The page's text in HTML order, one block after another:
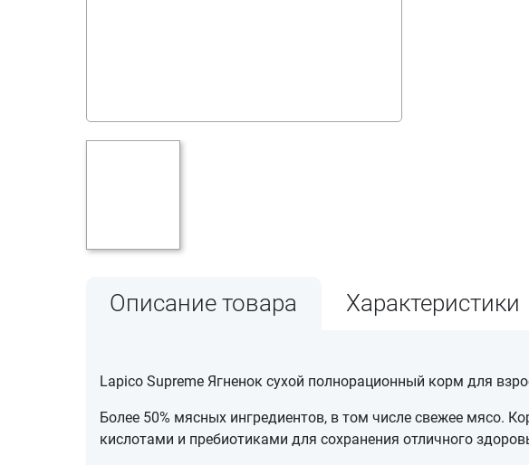
Описание товара Характеристики
Lapico Supreme Ягненок сухой полнорационный корм для
Более 50% мясных ингредиентов, в том числе свежее
кислотами и пребиотиками для сохранения отличного